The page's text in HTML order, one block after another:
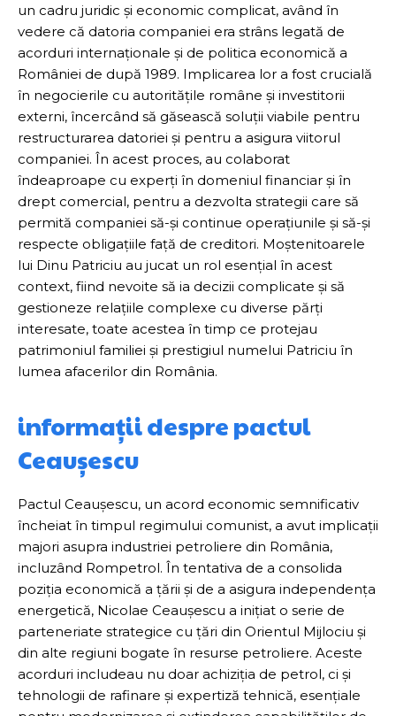
un cadru juridic și economic complicat, având în
vedere că datoria companiei era strâns legată de
acorduri internaționale și de politica economică a
României de după 1989. Implicarea lor a fost crucială
în negocierile cu autoritățile române și investitorii
externi, încercând să găsească soluții viabile pentru
restructurarea datoriei și pentru a asigura viitorul
companiei. În acest proces, au colaborat
îndeaproape cu experți în domeniul financiar și în
drept comercial, pentru a dezvolta strategii care să
permită companiei să-și continue operațiunile și să-și
respecte obligațiile față de creditori. Moștenitoarele
lui Dinu Patriciu au jucat un rol esențial în acest
context, fiind nevoite să ia decizii complicate și să
gestioneze relațiile complexe cu diverse părți
interesate, toate acestea în timp ce protejau
patrimoniul familiei și prestigiul numelui Patriciu în
lumea afacerilor din România.
informații despre pactul
Ceaușescu
Pactul Ceaușescu, un acord economic semnificativ
încheiat în timpul regimului comunist, a avut implicații
majori asupra industriei petroliere din România,
incluzând Rompetrol. În tentativa de a consolida
poziția economică a țării și de a asigura independența
energetică, Nicolae Ceaușescu a inițiat o serie de
parteneriate strategice cu țări din Orientul Mijlociu și
din alte regiuni bogate în resurse petroliere. Aceste
acorduri includeau nu doar achiziția de petrol, ci și
tehnologii de rafinare și expertiză tehnică, esențiale